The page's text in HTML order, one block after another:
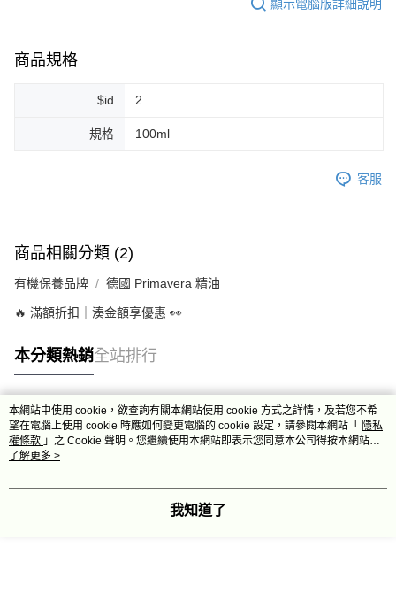
顯示電腦版詳細說明
商品規格
$id 2
規格 100ml
客服
商品相關分類 (2)
有機保養品牌 德國 Primavera 精油
🔥 滿額折扣｜湊金額享優惠 👀
本分類熱銷全站排行
熱門標籤
本網站中使用 cookie，欲查詢有關本網站使用 cookie 方式之詳情，及若您不希
望在電腦上使用 cookie 時應如何變更電腦的 cookie 設定，請參閱本網站「 隱私
權條款 」之 Cookie 聲明。您繼續使用本網站即表示您同意本公司得按本網站使
用條款之 Cookie 聲明使用 cookie。
了解更多 >
我知道了